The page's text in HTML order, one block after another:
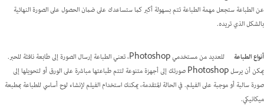
عن الطباعة ستجعل مهمة الطباعة تتم بسهولة أكبر كما ستساعدك على ضمان الحصول على الصورة النهائية
بالشكل الذي تريده.
أنواع الطباعة
للعديد من مستخدمي Photoshop، تعني الطباعة إرسال الصورة إلى طابعة نافثة للحبر.
يمكن أن يرسل Photoshop صورتك إلى أجهزة متنوعة لتتم طباعتها مباشرة على الورق أو لتحويلها إلى
صورة سالبة أو موجبة على الفيلم. في الحالة المتقدمة، يمكنك استخدام الفيلم لإنشاء لوح أساسي للطباعة بمطبعة
ميكانيكي.